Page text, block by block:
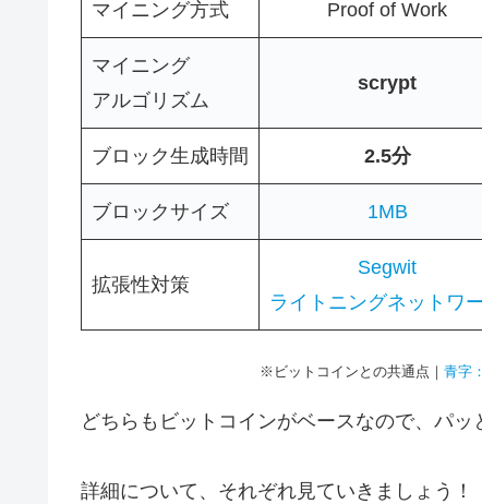
マイニング方式 Proof of Work
マイニング
アルゴリズム
scrypt
ブロック生成時間 2.5分
ブロックサイズ 1MB
拡張性対策
Segwit
ライトニングネットワ
※ビットコインとの共通点｜ 青字
どちらもビットコインがベースなので、パッ
詳細について、それぞれ見ていきましょう！